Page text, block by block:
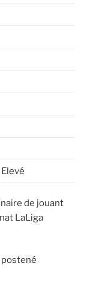
de jouant
LaLiga
postené